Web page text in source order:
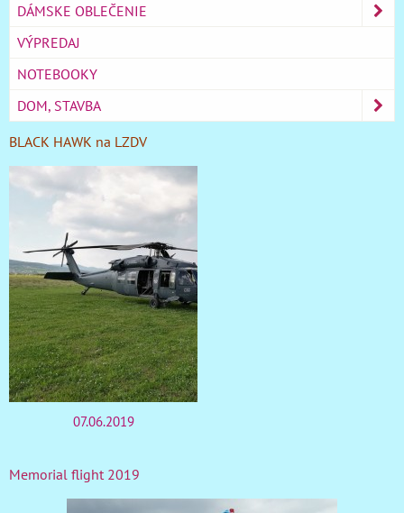
DÁMSKE OBLEČENIE
VÝPREDAJ
NOTEBOOKY
DOM, STAVBA
BLACK HAWK na LZDV
07.06.2019
Memorial flight 2019